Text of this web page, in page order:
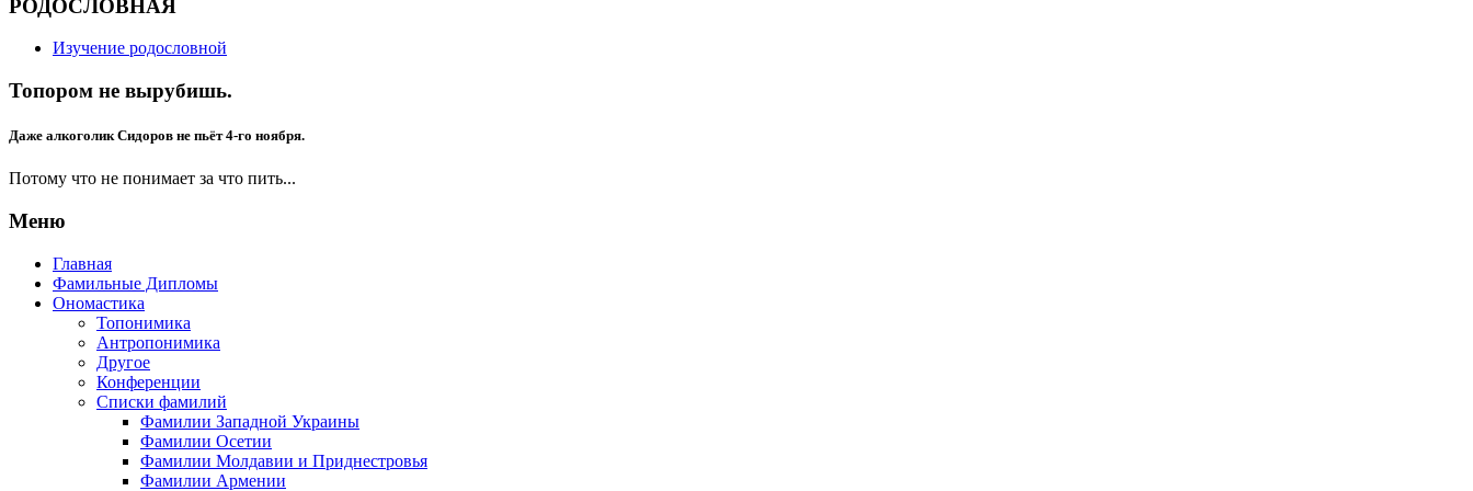
РОДОСЛОВНАЯ
Изучение родословной
Топором не вырубишь.
Даже алкоголик Сидоров не пьёт 4-го ноября.
Потому что не понимает за что пить...
Меню
Главная
Фамильные Дипломы
Ономастика
Топонимика
Антропонимика
Другое
Конференции
Списки фамилий
Фамилии Западной Украины
Фамилии Осетии
Фамилии Молдавии и Приднестровья
Фамилии Армении